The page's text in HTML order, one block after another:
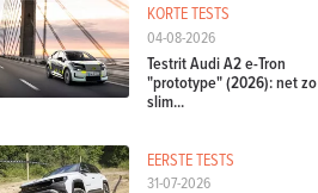
KORTE TESTS
04-08-2026
Testrit Audi A2 e-Tron
"prototype" (2026): net zo
slim...
EERSTE TESTS
31-07-2026